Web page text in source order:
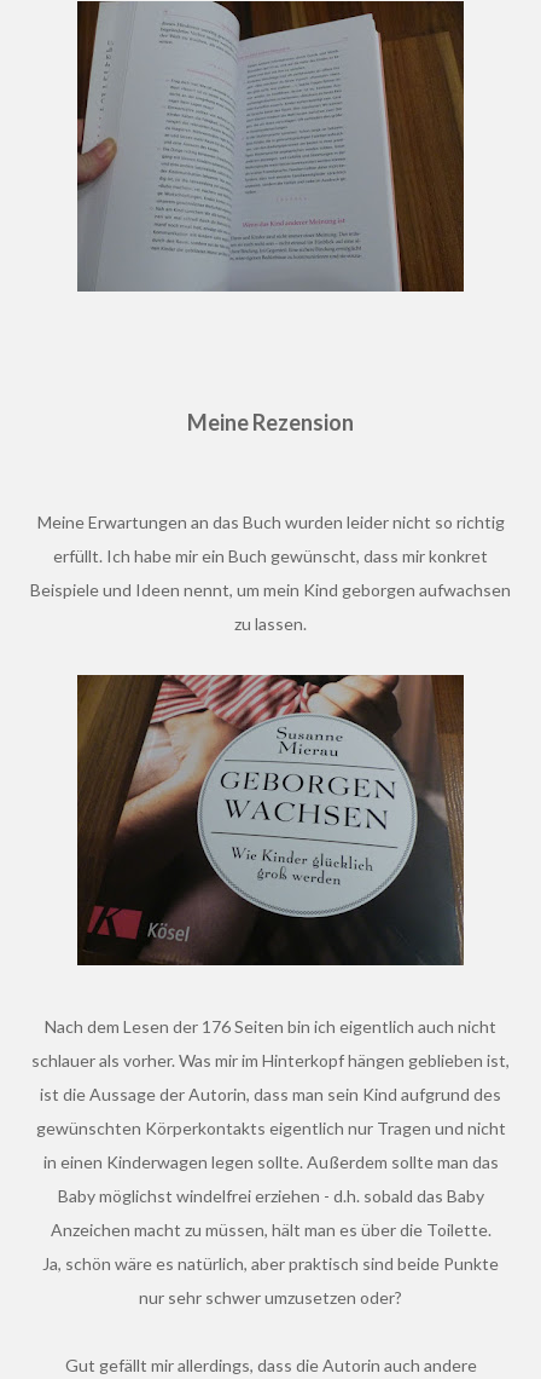
Meine Rezension
Meine Erwartungen an das Buch wurden leider nicht so richtig
erfüllt. Ich habe mir ein Buch gewünscht, dass mir konkret
Beispiele und Ideen nennt, um mein Kind geborgen aufwachsen
zu lassen.
Nach dem Lesen der 176 Seiten bin ich eigentlich auch nicht
schlauer als vorher. Was mir im Hinterkopf hängen geblieben ist,
ist die Aussage der Autorin, dass man sein Kind aufgrund des
gewünschten Körperkontakts eigentlich nur Tragen und nicht
in einen Kinderwagen legen sollte. Außerdem sollte man das
Baby möglichst windelfrei erziehen - d.h. sobald das Baby
Anzeichen macht zu müssen, hält man es über die Toilette.
Ja, schön wäre es natürlich, aber praktisch sind beide Punkte
nur sehr schwer umzusetzen oder?
Gut gefällt mir allerdings, dass die Autorin auch andere